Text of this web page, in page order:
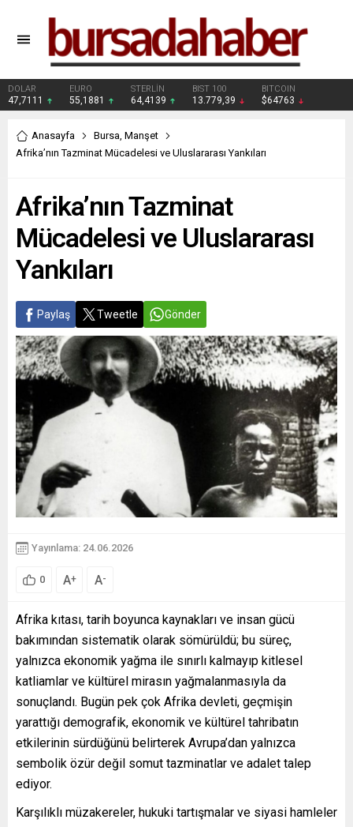
DOLAR
47,7111
EURO
55,1881
STERLİN
64,4139
BIST 100
13.779,39
BITCOIN
$64763
Anasayfa Bursa, Manşet
Afrika’nın Tazminat Mücadelesi ve Uluslararası Yankıları
Afrika’nın Tazminat
Mücadelesi ve Uluslararası
Yankıları
Paylaş Tweetle Gönder
Yayınlama: 24.06.2026
0 A+ A-
Afrika kıtası, tarih boyunca kaynakları ve insan gücü
bakımından sistematik olarak sömürüldü; bu süreç,
yalnızca ekonomik yağma ile sınırlı kalmayıp kitlesel
katliamlar ve kültürel mirasın yağmalanmasıyla da
sonuçlandı. Bugün pek çok Afrika devleti, geçmişin
yarattığı demografik, ekonomik ve kültürel tahribatın
etkilerinin sürdüğünü belirterek Avrupa’dan yalnızca
sembolik özür değil somut tazminatlar ve adalet talep
ediyor.
Karşılıklı müzakereler, hukuki tartışmalar ve siyasi hamleler